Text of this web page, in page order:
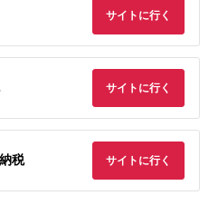
サイトに行く
サイトに行く
税 サイトに行く